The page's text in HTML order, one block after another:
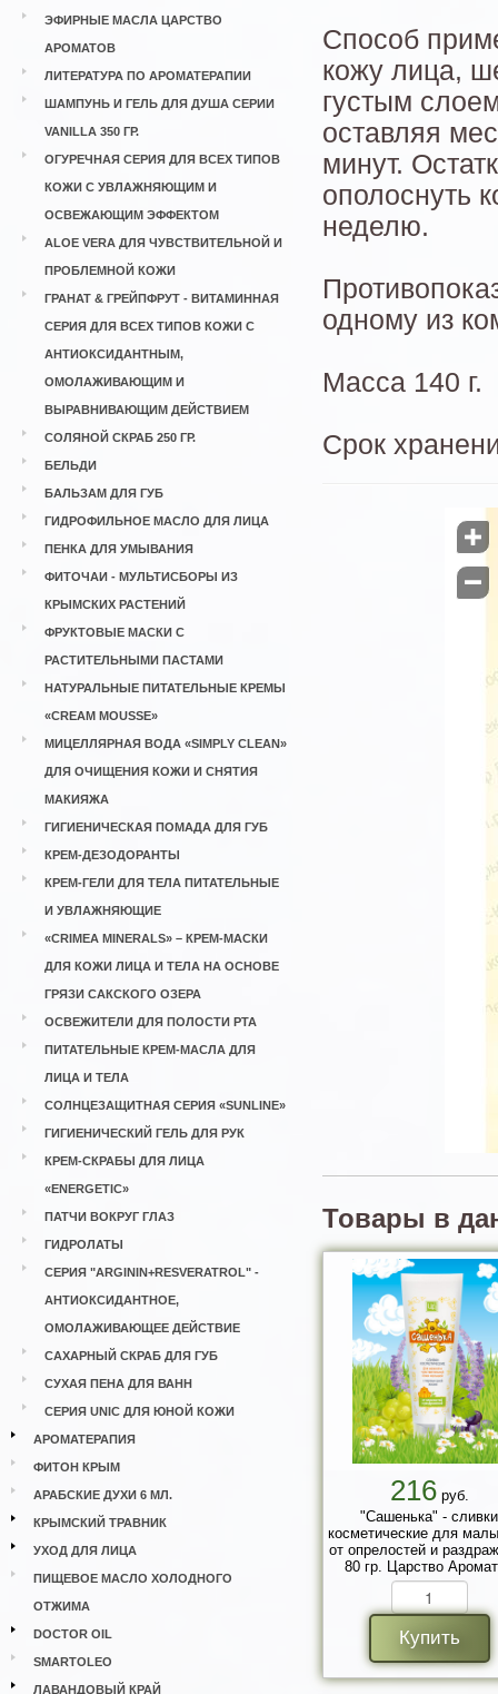
ЭФИРНЫЕ МАСЛА ЦАРСТВО
АРОМАТОВ
ЛИТЕРАТУРА ПО АРОМАТЕРАПИИ
ШАМПУНЬ И ГЕЛЬ ДЛЯ ДУША СЕРИИ
VANILLA 350 ГР.
ОГУРЕЧНАЯ СЕРИЯ ДЛЯ ВСЕХ ТИПОВ
КОЖИ С УВЛАЖНЯЮЩИМ И
ОСВЕЖАЮЩИМ ЭФФЕКТОМ
ALOE VERA ДЛЯ ЧУВСТВИТЕЛЬНОЙ И
ПРОБЛЕМНОЙ КОЖИ
ГРАНАТ & ГРЕЙПФРУТ - ВИТАМИННАЯ
СЕРИЯ ДЛЯ ВСЕХ ТИПОВ КОЖИ С
АНТИОКСИДАНТНЫМ,
ОМОЛАЖИВАЮЩИМ И
ВЫРАВНИВАЮЩИМ ДЕЙСТВИЕМ
СОЛЯНОЙ СКРАБ 250 ГР.
БЕЛЬДИ
БАЛЬЗАМ ДЛЯ ГУБ
ГИДРОФИЛЬНОЕ МАСЛО ДЛЯ ЛИЦА
ПЕНКА ДЛЯ УМЫВАНИЯ
ФИТОЧАИ - МУЛЬТИСБОРЫ ИЗ
КРЫМСКИХ РАСТЕНИЙ
ФРУКТОВЫЕ МАСКИ С
РАСТИТЕЛЬНЫМИ ПАСТАМИ
НАТУРАЛЬНЫЕ ПИТАТЕЛЬНЫЕ КРЕМЫ
«CREAM MOUSSE»
МИЦЕЛЛЯРНАЯ ВОДА «SIMPLY CLEAN»
ДЛЯ ОЧИЩЕНИЯ КОЖИ И СНЯТИЯ
МАКИЯЖА
ГИГИЕНИЧЕСКАЯ ПОМАДА ДЛЯ ГУБ
КРЕМ-ДЕЗОДОРАНТЫ
КРЕМ-ГЕЛИ ДЛЯ ТЕЛА ПИТАТЕЛЬНЫЕ
И УВЛАЖНЯЮЩИЕ
«CRIMEA MINERALS» – КРЕМ-МАСКИ
ДЛЯ КОЖИ ЛИЦА И ТЕЛА НА ОСНОВЕ
ГРЯЗИ САКСКОГО ОЗЕРА
ОСВЕЖИТЕЛИ ДЛЯ ПОЛОСТИ РТА
ПИТАТЕЛЬНЫЕ КРЕМ-МАСЛА ДЛЯ
ЛИЦА И ТЕЛА
СОЛНЦЕЗАЩИТНАЯ СЕРИЯ «SUNLINE»
ГИГИЕНИЧЕСКИЙ ГЕЛЬ ДЛЯ РУК
КРЕМ-СКРАБЫ ДЛЯ ЛИЦА
«ENERGETIC»
ПАТЧИ ВОКРУГ ГЛАЗ
ГИДРОЛАТЫ
СЕРИЯ "ARGININ+RESVERATROL" -
АНТИОКСИДАНТНОЕ,
ОМОЛАЖИВАЮЩЕЕ ДЕЙСТВИЕ
САХАРНЫЙ СКРАБ ДЛЯ ГУБ
СУХАЯ ПЕНА ДЛЯ ВАНН
СЕРИЯ UNIC ДЛЯ ЮНОЙ КОЖИ
АРОМАТЕРАПИЯ
ФИТОН КРЫМ
АРАБСКИЕ ДУХИ 6 МЛ.
КРЫМСКИЙ ТРАВНИК
УХОД ДЛЯ ЛИЦА
ПИЩЕВОЕ МАСЛО ХОЛОДНОГО
ОТЖИМА
DOCTOR OIL
SMARTOLEO
ЛАВАНДОВЫЙ КРАЙ
Способ
кожу лица,
густым
оставляя
минут.
ополоснуть
неделю.
одному из
Масса 140 г.
Срок


Товары в
216руб.
"Сашенька" - сливки
косметические для
от опрелостей и
80 гр. Царство
Купить